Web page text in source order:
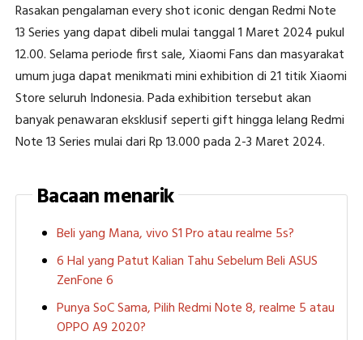
Rasakan pengalaman every shot iconic dengan Redmi Note
13 Series yang dapat dibeli mulai tanggal 1 Maret 2024 pukul
12.00. Selama periode first sale, Xiaomi Fans dan masyarakat
umum juga dapat menikmati mini exhibition di 21 titik Xiaomi
Store seluruh Indonesia. Pada exhibition tersebut akan
banyak penawaran eksklusif seperti gift hingga lelang Redmi
Note 13 Series mulai dari Rp 13.000 pada 2-3 Maret 2024.
Bacaan menarik
Beli yang Mana, vivo S1 Pro atau realme 5s?
6 Hal yang Patut Kalian Tahu Sebelum Beli ASUS
ZenFone 6
Punya SoC Sama, Pilih Redmi Note 8, realme 5 atau
OPPO A9 2020?